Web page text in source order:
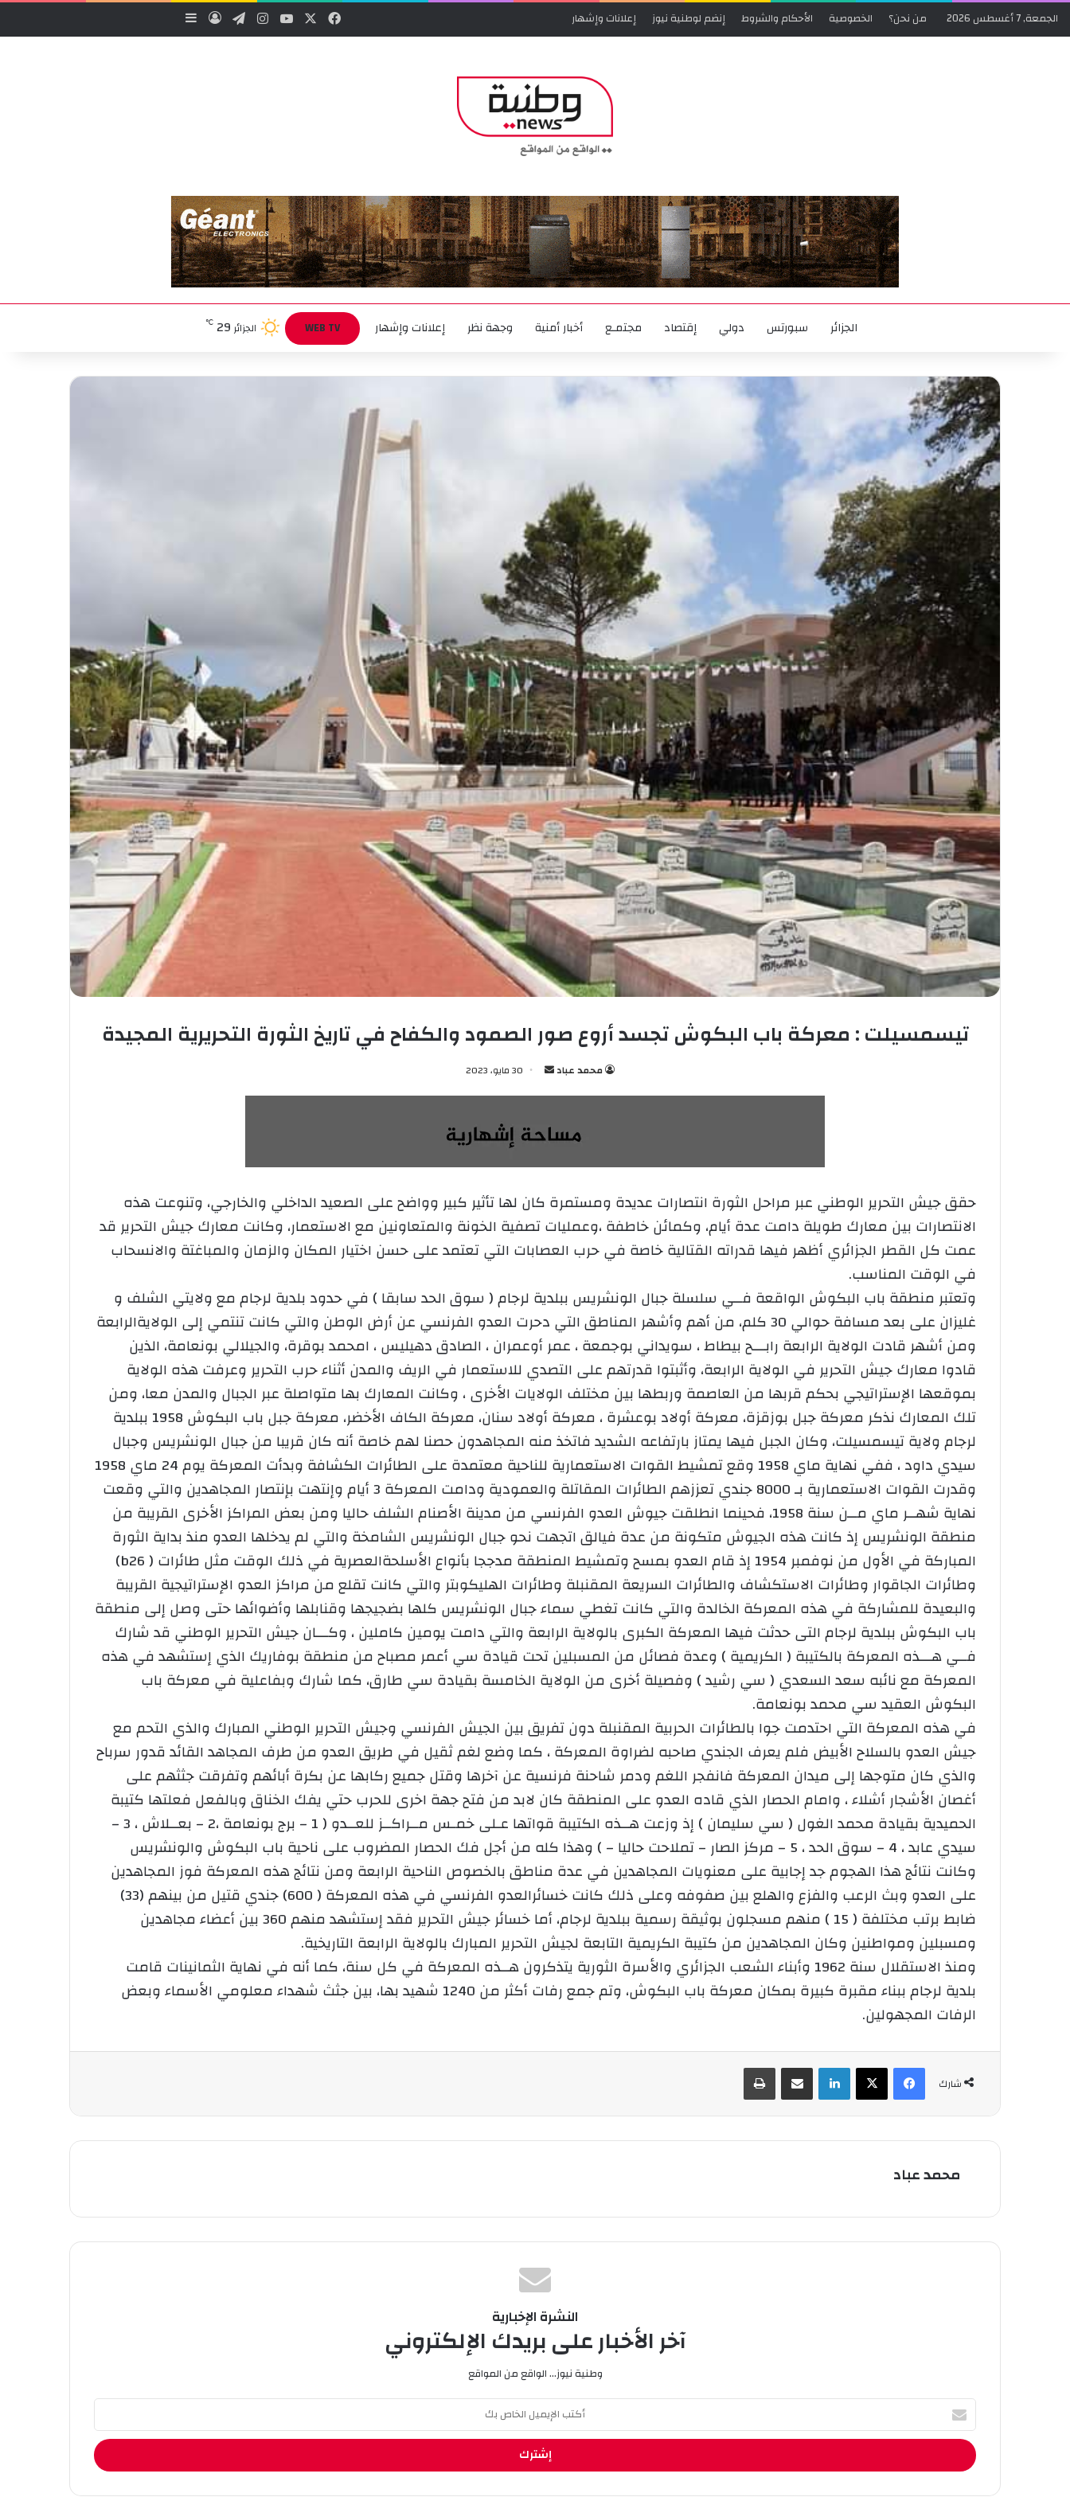
الجمعة, 7 أغسطس 2026 من نحن؟ الخصوصية الأحكام والشروط إنضم لوطنية نيوز إعلانات وإشهار فيسبوك ‫YouTubeانستقرامتيلقرامتسجيل الدخول
الجزائر سبورتس دولي إقتصاد مجتمـع أخبار أمنية وجهة نظر إعلانات وإشهار WEB TV الجزائر 29
℃
تيسمسيلت : معركة باب البكوش تجسد أروع صور الصمود والكفاح في تاريخ الثورة التحريرية المجيدة
محمد عباد
ل
ب
ر
د
ل
ت
ر
و
ن
ي
ا
30 مايو، 2023
حقق جيش التحرير الوطني عبر مراحل الثورة انتصارات عديدة ومستمرة كان لها تأثير كبير وواضح على الصعيد الداخلي والخارجي، وتنوعت هذه
الانتصارات بين معارك طويلة دامت عدة أيام، وكمائن خاطفة ،وعمليات تصفية الخونة والمتعاونين مع الاستعمار، وكانت معارك جيش التحرير قد
عمت كل القطر الجزائري أظهر فيها قدراته القتالية خاصة في حرب العصابات التي تعتمد على حسن اختيار المكان والزمان والمباغتة والانسحاب
في الوقت المناسب.
وتعتبر منطقة باب البكوش الواقعة فــي سلسلة جبال الونشريس ببلدية لرجام ( سوق الحد سابقا ) في حدود بلدية لرجام مع ولايتي الشلف و
غليزان على بعد مسافة حوالي 30 كلم، من أهم وأشهر المناطق التي دحرت العدو الفرنسي عن أرض الوطن والتي كانت تنتمي إلى الولايةالرابعة
ومن أشهر قادت الولاية الرابعة رابـــح بيطاط ، سويداني بوجمعة ، عمر أوعمران ، الصادق دهيليس ، امحمد بوقرة، والجيلالي بونعامة، الذين
قادوا معارك جيش التحرير في الولاية الرابعة، وأثبتوا قدرتهم على التصدي للاستعمار في الريف والمدن أثناء حرب التحرير وعرفت هذه الولاية
بموقعها الإستراتيجي بحكم قربها من العاصمة وربطها بين مختلف الولايات الأخرى ، وكانت المعارك بها متواصلة عبر الجبال والمدن معا، ومن
تلك المعارك نذكر معركة جبل بوزقزة، معركة أولاد بوعشرة ، معركة أولاد سنان، معركة الكاف الأخضر، معركة جبل باب البكوش 1958 ببلدية
لرجام ولاية تيسمسيلت، وكان الجبل فيها يمتاز بارتفاعه الشديد فاتخذ منه المجاهدون حصنا لهم خاصة أنه كان قريبا من جبال الونشريس وجبال
سيدي داود ، ففي نهاية ماي 1958 وقع تمشيط القوات الاستعمارية للناحية معتمدة على الطائرات الكشافة وبدأت المعركة يوم 24 ماي 1958
وقدرت القوات الاستعمارية بـ 8000 جندي تعززهم الطائرات المقاتلة والعمودية ودامت المعركة 3 أيام وإنتهت بإنتصار المجاهدين والتي وقعت
نهاية شهــر ماي مــن سنة 1958، فحينما انطلقت جيوش العدو الفرنسي من مدينة الأصنام الشلف حاليا ومن بعض المراكز الأخرى القريبة من
منطقة الونشريس إذ كانت هذه الجيوش متكونة من عدة فيالق اتجهت نحو جبال الونشريس الشامخة والتي لم يدخلها العدو منذ بداية الثورة
المباركة في الأول من نوفمبر 1954 إذ قام العدو بمسح وتمشيط المنطقة مدججا بأنواع الأسلحةالعصرية في ذلك الوقت مثل طائرات ( b26)
وطائرات الجاقوار وطائرات الاستكشاف والطائرات السريعة المقنبلة وطائرات الهليكوبتر والتي كانت تقلع من مراكز العدو الإستراتيجية القريبة
والبعيدة للمشاركة في هذه المعركة الخالدة والتي كانت تغطي سماء جبال الونشريس كلها بضجيجها وقنابلها وأضوائها حتى وصل إلى منطقة
باب البكوش ببلدية لرجام التى حدثت فيها المعركة الكبرى بالولاية الرابعة والتي دامت يومين كاملين ، وكـــان جيش التحرير الوطني قد شارك
فــي هـــذه المعركة بالكتيبة ( الكريمية ) وعدة فصائل من المسبلين تحت قيادة سي أعمر مصباح من منطقة بوفاريك الذي إستشهد في هذه
المعركة ​مع نائبه سعد السعدي ( سي رشيد ) وفصيلة أخرى من الولاية الخامسة بقيادة سي طارق، كما شارك وبفاعلية في معركة باب
البكوش العقيد سي محمد بونعامة.
في هذه المعركة التي احتدمت جوا بالطائرات الحربية المقنبلة دون تفريق بين الجيش الفرنسي وجيش التحرير الوطني المبارك والذي التحم مع
جيش العدو بالسلاح الأبيض فلم يعرف الجندي صاحبه لضراوة المعركة ، كما وضع لغم ثقيل في طريق العدو من طرف المجاهد القائد قدور سرباح
والذي كان متوجها إلى ميدان المعركة فانفجر اللغم ودمر شاحنة فرنسية عن آخرها وقتل جميع ركابها عن بكرة أبائهم وتفرقت جثثهم على
أغصان الأشجار أشلاء ، وامام الحصار الذي قاده العدو على المنطقة كان لابد من فتح جهة اخرى للحرب حتي يفك الخناق وبالفعل فعلتها كتيبة
الحميدية بقيادة محمد الغول ( سي سليمان ) إذ وزعت هــذه الكتيبة قواتها عـلى خمـس مــراكــز للعــدو ( 1 – برج بونعامة ،2 – بعــلاش ، 3 –
سيدي عابد ، 4 – سوق الحد ، 5 – مركز الصار – تملاحت حاليا – ) وهذا كله من أجل فك الحصار المضروب على ناحية باب البكوش والونشريس
وكانت نتائج هذا الهجوم جد إجابية على معنويات المجاهدين في عدة مناطق بالخصوص الناحية الرابعة ومن نتائج هذه المعركة فوز المجاهدين
على العدو وبث الرعب والفزع والهلع بين صفوفه وعلى ذلك كانت خسائرالعدو الفرنسي في هذه المعركة ( 600) جندي قتيل من بينهم (33)
ضابط برتب مختلفة ( 15 ) منهم مسجلون بوثيقة رسمية ببلدية لرجام، أما خسائر جيش التحرير فقد إستشهد منهم 360 بين أعضاء مجاهدين
ومسبلين ومواطنين وكان المجاهدين من كتيبة الكريمية التابعة لجيش التحرير المبارك بالولاية الرابعة التاريخية.
ومنذ الاستقلال سنة 1962 وأبناء الشعب الجزائري والأسرة الثورية يتذكرون هــذه المعركة في كل سنة، كما أنه في نهاية الثمانينات قامت
بلدية لرجام ببناء مقبرة كبيرة بمكان معركة باب البكوش، وتم جمع رفات أكثر من 1240 شهيد بها، بين جثث شهداء معلومي الأسماء وبعض
الرفات المجهولين.
شارك
فيسبوك لينكدإن شارك عبر الإيميل
محمد عباد
النشرة الإخبارية
آخر الأخبار على بريدك الإلكتروني
وطنية نيوز... الواقع من المواقع
أ
ب